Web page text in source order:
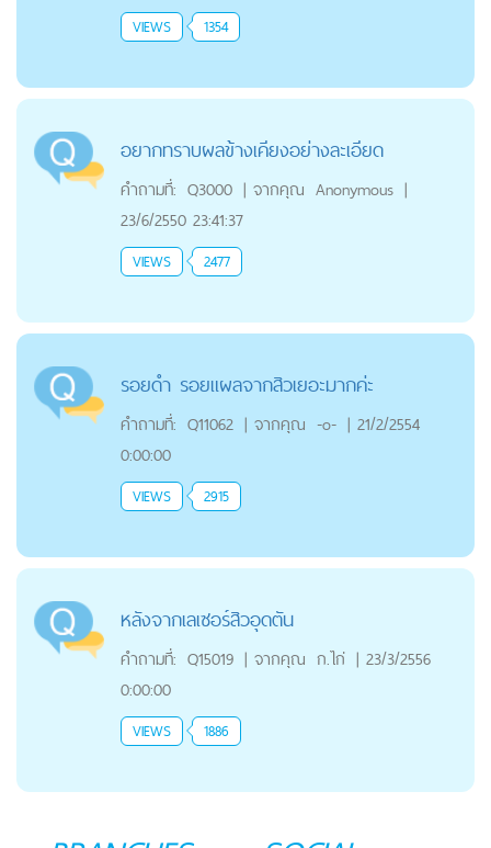
VIEWS 1354
อยากทราบผลข้างเคียงอย่างละเอียด
คำถามที่: Q3000 | จากคุณ Anonymous |
23/6/2550 23:41:37
VIEWS 2477
รอยดำ รอยแผลจากสิวเยอะมากค่ะ
คำถามที่: Q11062 | จากคุณ -o- | 21/2/2554
0:00:00
VIEWS 2915
หลังจากเลเซอร์สิวอุดตัน
คำถามที่: Q15019 | จากคุณ ก.ไก่ | 23/3/2556
0:00:00
VIEWS 1886